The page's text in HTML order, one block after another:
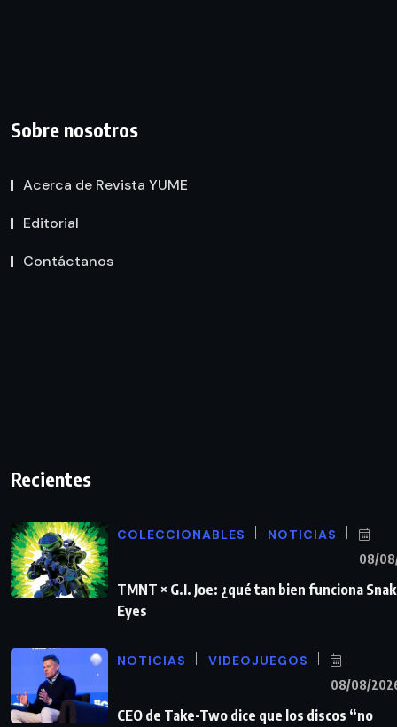
Sobre nosotros
Acerca de Revista YUME
Editorial
Contáctanos
Recientes
COLECCIONABLES NOTICIAS
08/
TMNT × G.I. Joe: ¿qué tan bien funciona
Eyes
NOTICIAS VIDEOJUEGOS
08/08/
CEO de Take-Two dice que los discos “no